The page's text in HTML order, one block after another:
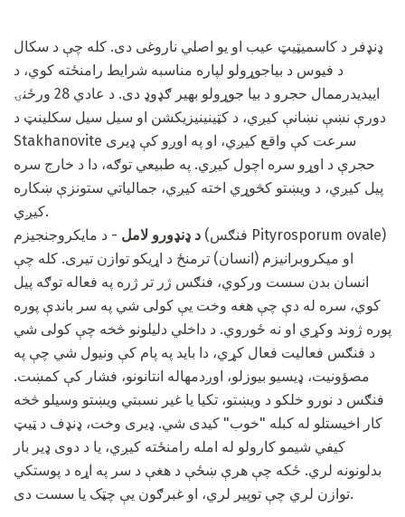
ډنډفر د کاسمیټیټ عیب او یو اصلي ناروغی دی. کله چې د سکال
د فیوس د بیاجوړولو لپاره مناسبه شرایط رامنځته کوي، د
اییدیدرممال حجرو د بیا جوړولو بهیر ګډوډ دی. د عادي 28 ورځنۍ
دورې نښې نښانې کیږي، د کټینینیزیکشن او سیل سیل سکلینټ د
Stakhanovite سرعت کې واقع کیږي، او په اوږو کې ډیری
حجرې د اوړو سره اچول کیږي. په طبیعي توګه، دا د خارج سره
پیل کیږي، د ویښتو کڅوړي اخته کیږي، جمالیاتي ستونزې ښکاره
کیږي.
د ډنډورو لامل - د مایکروجنجیزم (فنګس Pityrosporum ovale)
او میکروبرانیزم (انسان) ترمنځ د اړیکو توازن تیری. کله چې
انسان بدن سست ورکوي، فنګس ژر تر ژره په فعاله توګه پیل
کوي، سره له دې چې هغه وخت یې کولی شي په سر باندې پوره
پوره ژوند وکړي او نه ځوروي. د داخلي دلیلونو څخه چې کولی شي
د فنګس فعالیت فعال کړي، دا باید په پام کې ونیول شي چې په
مصؤونيت، ډیسیو بیوزلو، اوږدمهاله انتانونو، فشار کې کمښت.
فنګس د نورو خلکو د ویښتو، تکیا یا غیر نسبتي ویښتو وسیلو څخه
کار اخیستلو له کبله "خوب" کیدی شي. ډیری وخت، ډنډف د ټیټ
کیفي شیمو کارولو له امله رامنځته کیږي، یا د دوی ډیر بار
بدلونونه لري. ځکه چې هرې ښځې د هغې د سر په اړه د پوستکي
توازن لري چې توپیر لري، او غبرګون یې چټک یا سست دی.